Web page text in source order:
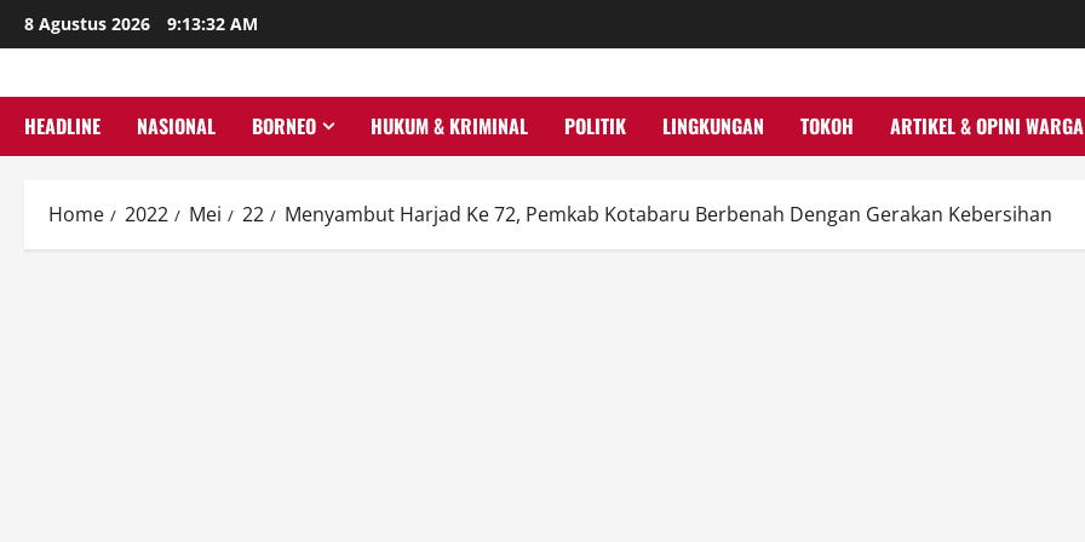
Skip
to
8 Agustus 2026 9:13:33 AM
HEADLINE NASIONAL BORNEO HUKUM & KRIMINAL POLITIK LINGKUNGAN TOKOH ARTIKEL & OPINI WARGA
Home 2022 Mei 22 Menyambut Harjad Ke 72, Pemkab Kotabaru Berbenah Dengan Gerakan Kebersihan